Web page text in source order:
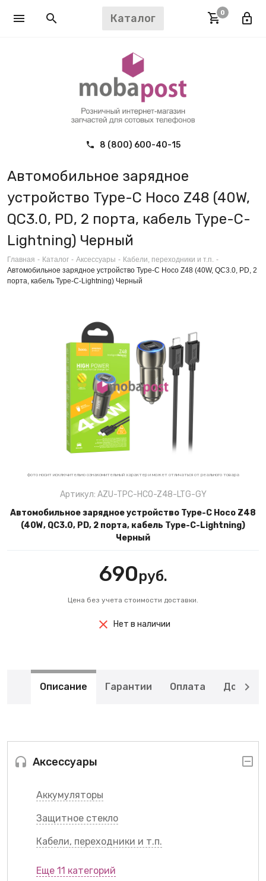
Каталог 0
8 (800) 600-40-15
Аксессуары
Аккумуляторы
Защитное стекло
Кабели, переходники и т.п.
Еще 11 категорий
Автомобильное зарядное
устройство Type-C Hoco Z48 (40W,
QC3.0, PD, 2 порта, кабель Type-C-
Lightning) Черный
Главная - Каталог - Аксессуары - Кабели, переходники и т.п. -
Автомобильное зарядное устройство Type-C Hoco Z48 (40W, QC3.0, PD, 2
порта, кабель Type-C-Lightning) Черный
фото носит исключительно ознакомительный характер и может отличаться от реального товара
Артикул: AZU-TPC-HCO-Z48-LTG-GY
Автомобильное зарядное устройство Type-C Hoco Z48
(40W, QC3.0, PD, 2 порта, кабель Type-C-Lightning)
Черный
690руб.
Цена без учета стоимости доставки.
Нет в наличии
Описание Гарантии Оплата